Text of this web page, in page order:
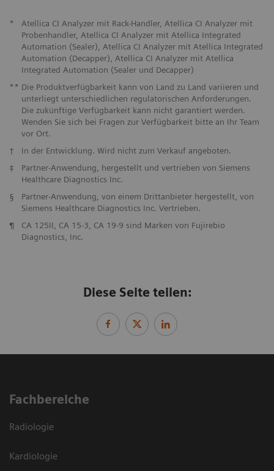
*
Atellica CI Analyzer mit Rack-Handler, Atellica CI Analyzer mit
Probenhandler, Atellica CI Analyzer mit Atellica Integrated
Automation (Sealer), Atellica CI Analyzer mit Atellica Integrated
Automation (Decapper), Atellica CI Analyzer mit Atellica
Integrated Automation (Sealer und Decapper)
** Die Produktverfügbarkeit kann von Land zu Land variieren und
unterliegt unterschiedlichen regulatorischen Anforderungen.
Die zukünftige Verfügbarkeit kann nicht garantiert werden.
Wenden Sie sich bei Fragen zur Verfügbarkeit bitte an Ihr Team
vor Ort.
†
In der Entwicklung. Wird nicht zum Verkauf angeboten.
‡
Partner-Anwendung, hergestellt und vertrieben von Siemens
Healthcare Diagnostics Inc.
§
Partner-Anwendung, von einem Drittanbieter hergestellt, von
Siemens Healthcare Diagnostics Inc. Vertrieben.
¶
CA 125II, CA 15-3, CA 19-9 sind Marken von Fujirebio
Diagnostics, Inc.
Diese Seite teilen:
Fachbereiche
Radiologie
Kardiologie